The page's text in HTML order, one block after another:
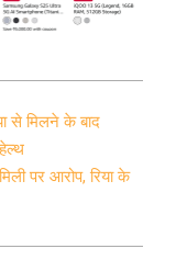
से मिलने के बाद
पर आरोप, रिया के